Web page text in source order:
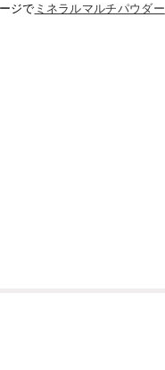
ジで ミネラルマルチパウダー